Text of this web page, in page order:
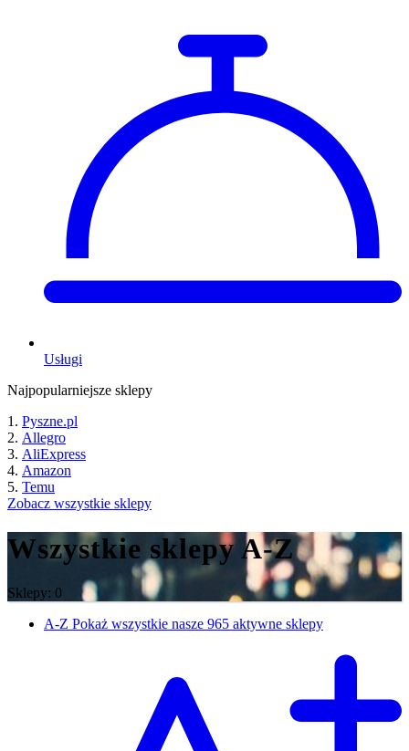
Usługi
Najpopularniejsze sklepy
Pyszne.pl
Allegro
AliExpress
Amazon
Temu
Zobacz wszystkie sklepy
Wszystkie sklepy A-Z
Sklepy: 0
A-Z Pokaż wszystkie nasze 965 aktywne sklepy